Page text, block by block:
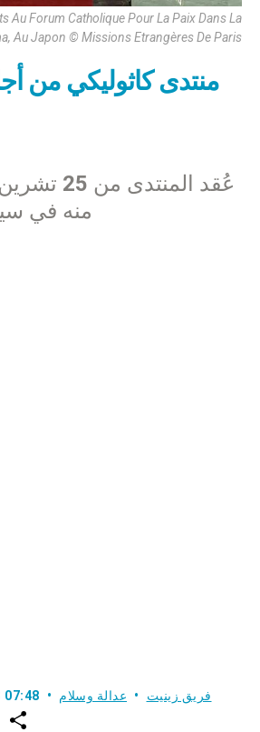
Au Forum Catholique Pour La Paix Dans La
Au Japon © Missions Etrangères De Paris
منتدى كاثوليكي من
منه في
07:48 فريق زينيت عدالة وسلام
w